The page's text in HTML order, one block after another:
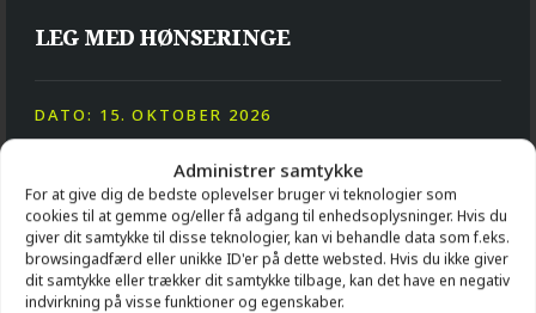
Administrer samtykke
For at give dig de bedste oplevelser bruger vi teknologier som
cookies til at gemme og/eller få adgang til enhedsoplysninger. Hvis du
giver dit samtykke til disse teknologier, kan vi behandle data som f.eks.
browsingadfærd eller unikke ID'er på dette websted. Hvis du ikke giver
dit samtykke eller trækker dit samtykke tilbage, kan det have en negativ
indvirkning på visse funktioner og egenskaber.
LEG MED HØNSERINGE
DATO: 15. OKTOBER 2026
TID: 10:00 - 16:00
STED: BUNKERMUSEUM HANSTHOLM